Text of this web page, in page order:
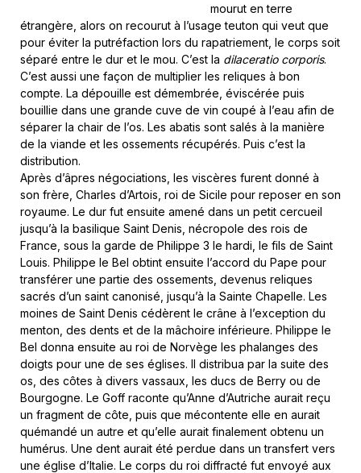
mourut en terre
étrangère, alors on recourut à l’usage teuton qui veut que
pour éviter la putréfaction lors du rapatriement, le corps soit
séparé entre le dur et le mou. C’est la dilaceratio corporis.
C’est aussi une façon de multiplier les reliques à bon
compte. La dépouille est démembrée, éviscérée puis
bouillie dans une grande cuve de vin coupé à l’eau afin de
séparer la chair de l’os. Les abatis sont salés à la manière
de la viande et les ossements récupérés. Puis c’est la
distribution.
Après d’âpres négociations, les viscères furent donné à
son frère, Charles d’Artois, roi de Sicile pour reposer en son
royaume. Le dur fut ensuite amené dans un petit cercueil
jusqu’à la basilique Saint Denis, nécropole des rois de
France, sous la garde de Philippe 3 le hardi, le fils de Saint
Louis. Philippe le Bel obtint ensuite l’accord du Pape pour
transférer une partie des ossements, devenus reliques
sacrés d’un saint canonisé, jusqu’à la Sainte Chapelle. Les
moines de Saint Denis cédèrent le crâne à l’exception du
menton, des dents et de la mâchoire inférieure. Philippe le
Bel donna ensuite au roi de Norvège les phalanges des
doigts pour une de ses églises. Il distribua par la suite des
os, des côtes à divers vassaux, les ducs de Berry ou de
Bourgogne. Le Goff raconte qu’Anne d’Autriche aurait reçu
un fragment de côte, puis que mécontente elle en aurait
quémandé un autre et qu’elle aurait finalement obtenu un
humérus. Une dent aurait été perdue dans un transfert vers
une église d’Italie. Le corps du roi diffracté fut envoyé aux